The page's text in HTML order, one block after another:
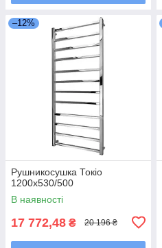
–12%
Рушникосушка Токіо
1200х530/500
В наявності
17 772,48 ₴ 20 196 ₴